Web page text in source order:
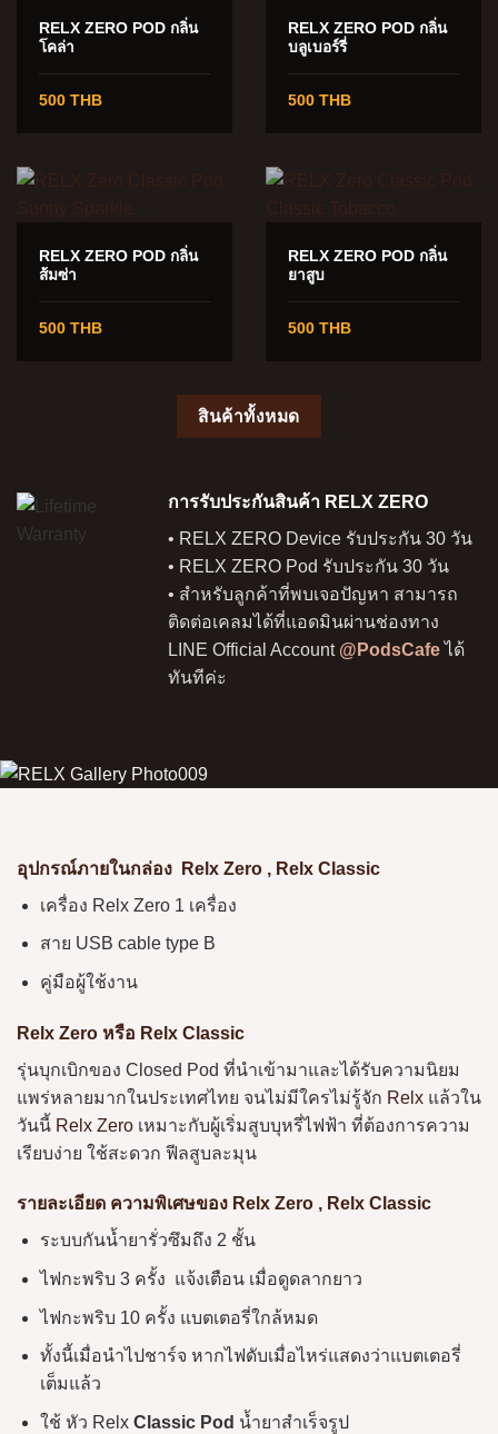
RELX ZERO POD กลิ่น
โคล่า
500 THB
RELX ZERO POD กลิ่น
บลูเบอร์รี่
500 THB
RELX ZERO POD กลิ่น
ส้มซ่า
500 THB
RELX ZERO POD กลิ่น
ยาสูบ
500 THB
สินค้าทั้งหมด
การรับประกันสินค้า RELX ZERO
• RELX ZERO Device รับประกัน 30 วัน
• RELX ZERO Pod รับประกัน 30 วัน
• สำหรับลูกค้าที่พบเจอปัญหา สามารถ
ติดต่อเคลมได้ที่แอดมินผ่านช่องทาง
LINE Official Account @PodsCafeได้
ทันทีค่ะ
อุปกรณ์ภายในกล่อง Relx Zero , Relx Classic
เครื่อง Relx Zero 1 เครื่อง
สาย USB cable type B
คู่มือผู้ใช้งาน
Relx Zero หรือ Relx Classic
รุ่นบุกเบิกของ Closed Pod ที่นำเข้ามาและได้รับความนิยม
แพร่หลายมากในประเทศไทย จนไม่มีใครไม่รู้จัก Relx แล้วใน
วันนี้ Relx Zero เหมาะกับผู้เริ่มสูบบุหรี่ไฟฟ้า ที่ต้องการความ
เรียบง่าย ใช้สะดวก ฟีลสูบละมุน
รายละเอียด ความพิเศษของ Relx Zero , Relx Classic
ระบบกันน้ำยารั่วซึมถึง 2 ชั้น
ไฟกะพริบ 3 ครั้ง แจ้งเตือน เมื่อดูดลากยาว
ไฟกะพริบ 10 ครั้ง แบตเตอรี่ใกล้หมด
ทั้งนี้เมื่อนำไปชาร์จ หากไฟดับเมื่อไหร่แสดงว่าแบตเตอรี่
เต็มแล้ว
ใช้ หัว Relx Classic Pod น้ำยาสำเร็จรูป